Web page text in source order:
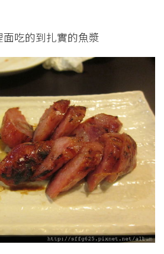
吃的到扎實的魚漿